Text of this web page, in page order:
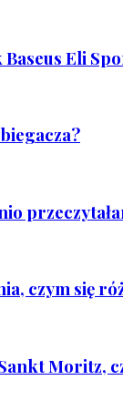
Eli
czym się
Moritz,